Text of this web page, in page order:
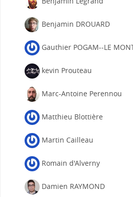
Benjamin DROUARD
Gauthier POGAM--LE
kevin Prouteau
Marc-Antoine Perennou
Matthieu Blottière
Martin Cailleau
Romain d'Alverny
Damien RAYMOND